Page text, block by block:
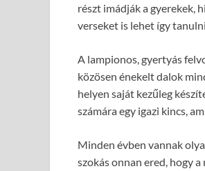
részt imádják a gyerekek,
verseket is lehet így tanulni.
A lampionos, gyertyás
közösen énekelt dalok
helyen saját kezűleg
számára egy igazi kincs,
Minden évben vannak
szokás onnan ered, hogy